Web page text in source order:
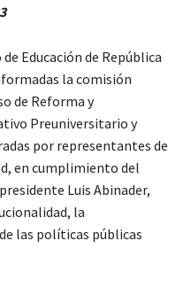
Educación de República
la comisión
de Reforma y
Preuniversitario y
por representantes de
en cumplimiento del
Luis Abinader,
la
las políticas públicas